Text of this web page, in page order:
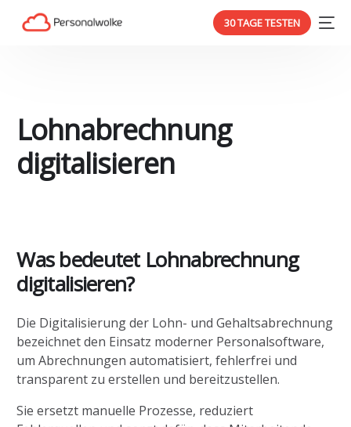
30 TAGE TESTEN
Lohnabrechnung
digitalisieren
Was bedeutet Lohnabrechnung
digitalisieren?
Die Digitalisierung der Lohn- und Gehaltsabrechnung
bezeichnet den Einsatz moderner Personalsoftware,
um Abrechnungen automatisiert, fehlerfrei und
transparent zu erstellen und bereitzustellen.
Sie ersetzt manuelle Prozesse, reduziert